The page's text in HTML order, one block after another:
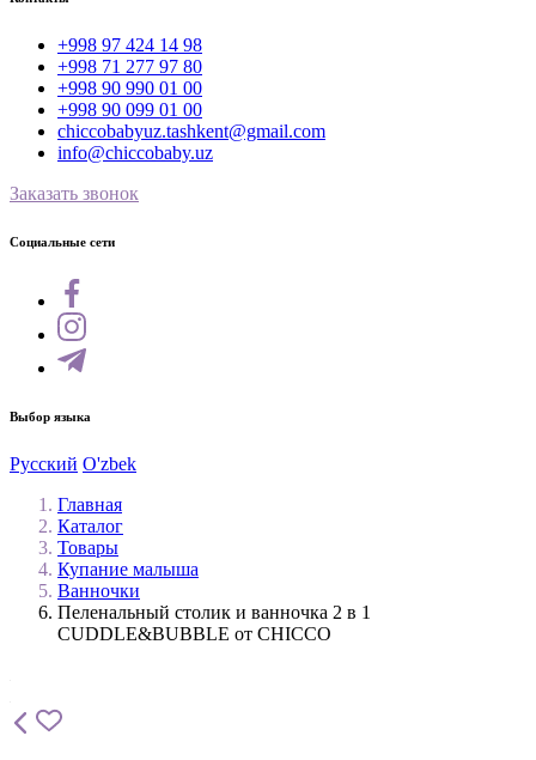
+998 97 424 14 98
+998 71 277 97 80
+998 90 990 01 00
+998 90 099 01 00
chiccobabyuz.tashkent@gmail.com
info@chiccobaby.uz
Заказать звонок
Социальные сети
Выбор языка
Русский O'zbek
Главная
Каталог
Товары
Купание малыша
Ванночки
Пеленальный столик и ванночка 2 в 1
CUDDLE&BUBBLE от CHICCO